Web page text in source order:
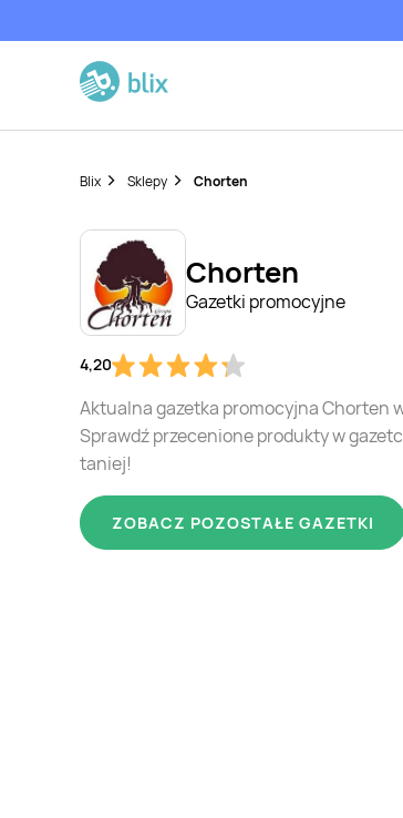
Blix Sklepy Chorten
Chorten
Gazetki promocyjne
4,20
Aktualna gazetka promocyjna Chorten
Sprawdź przecenione produkty w
taniej!
ZOBACZ POZOSTAŁE GAZETKI